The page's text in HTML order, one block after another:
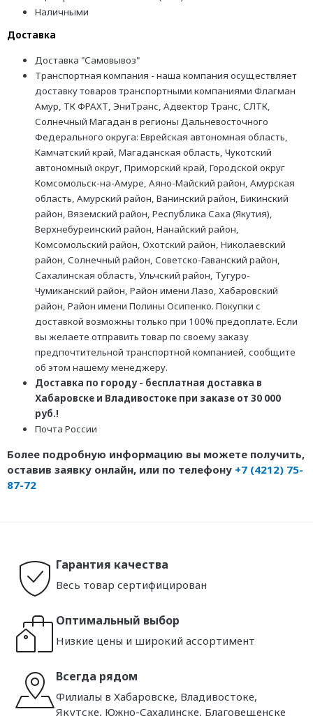
Наличными
Доставка
Доставка "Самовывоз"
Транспортная компания - наша компания осуществляет
доставку товаров транспортными компаниями Флагман
Амур, ТК ФРАХТ, ЭниТранс, Адвектор Транс, СЛТК,
Солнечный Магадан в регионы Дальневосточного
Федерального округа: Еврейская автономная область,
Камчатский край, Магаданская область, Чукотский
автономный округ, Приморский край, Городской округ
Комсомольск-на-Амуре, Аяно-Майский район, Амурская
область, Амурский район, Ванинский район, Бикинский
район, Вяземский район, Республика Саха (Якутия),
Верхнебуреинский район, Нанайский район,
Комсомольский район, Охотский район, Николаевский
район, Солнечный район, Советско-Гаванский район,
Сахалинская область, Ульчский район, Тугуро-
Чумиканский район, Район имени Лазо, Хабаровский
район, Район имени Полины Осипенко. Покупки с
доставкой возможны только при 100% предоплате. Если
вы желаете отправить товар по своему заказу
предпочтительной транспортной компанией, сообщите
об этом нашему менеджеру.
Доставка по городу - бесплатная доставка в
Хабаровске и Владивостоке при заказе от 30 000
руб.!
Почта России
Более подробную информацию вы можете получить,
оставив заявку онлайн, или по телефону +7 (4212) 75-
87-72
Гарантия качества
Весь товар сертифицирован
Оптимальный выбор
Низкие цены и широкий ассортимент
Всегда рядом
Филиалы в Хабаровске, Владивостоке,
Якутске, Южно-Сахалинске, Благовещенске